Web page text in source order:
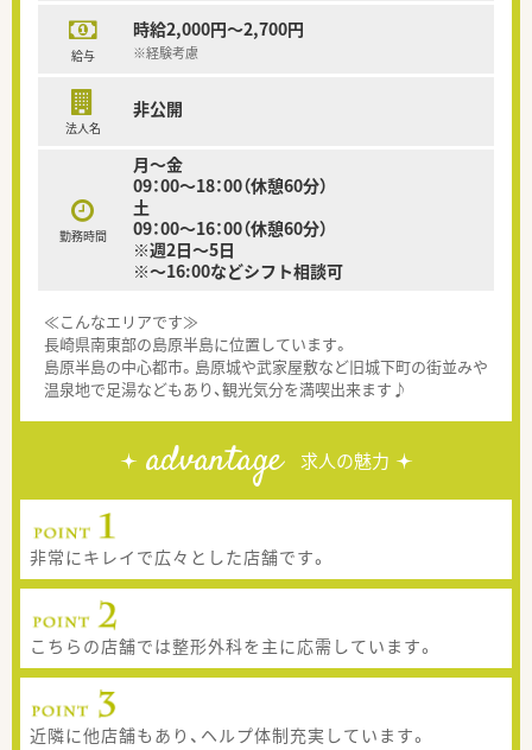
給与
時給2,000円～2,700円
※経験考慮
法人名
非公開
勤務時間
月～金
09：00～18：00（休憩60分）
土
09：00～16：00（休憩60分）
※週2日～5日
※～16:00などシフト相談可
≪こんなエリアです≫
長崎県南東部の島原半島に位置しています。
島原半島の中心都市。島原城や武家屋敷など旧城下町の街並みや
温泉地で足湯などもあり、観光気分を満喫出来ます♪
advantage 求人の魅力
非常にキレイで広々とした店舗です。
こちらの店舗では整形外科を主に応需しています。
近隣に他店舗もあり、ヘルプ体制充実しています。